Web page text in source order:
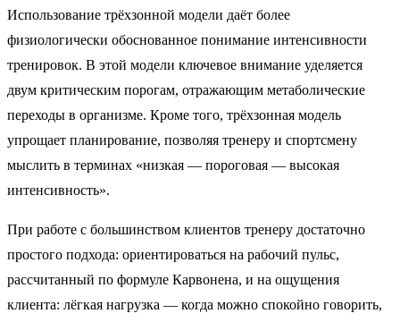
Использование трёхзонной модели даёт более
физиологически обоснованное понимание интенсивности
тренировок. В этой модели ключевое внимание уделяется
двум критическим порогам, отражающим метаболические
переходы в организме. Кроме того, трёхзонная модель
упрощает планирование, позволяя тренеру и спортсмену
мыслить в терминах «низкая — пороговая — высокая
интенсивность».
При работе с большинством клиентов тренеру достаточно
простого подхода: ориентироваться на рабочий пульс,
рассчитанный по формуле Карвонена, и на ощущения
клиента: лёгкая нагрузка — когда можно спокойно говорить,